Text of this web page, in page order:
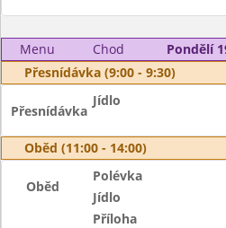
Menu Chod
Pondělí
Přesnídávka (9:00 - 9:30)
Přesnídávka
Jídlo
Oběd (11:00 - 14:00)
Oběd
Polévka
Jídlo
Příloha